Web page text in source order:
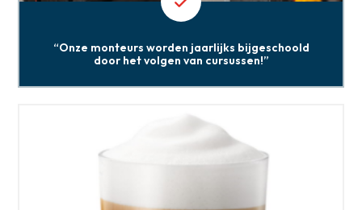
“Onze monteurs worden jaarlijks bijgeschoold
door het volgen van cursussen!”